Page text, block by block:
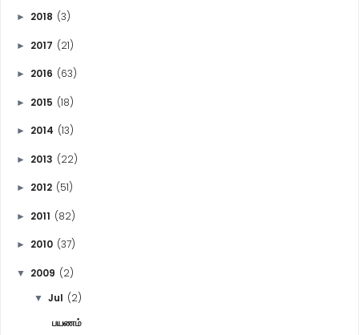
► 2018 (3)
► 2017 (21)
► 2016 (63)
► 2015 (18)
► 2014 (13)
► 2013 (22)
► 2012 (51)
► 2011 (82)
► 2010 (37)
▼ 2009 (2)
▼ Jul (2)
பயணம்